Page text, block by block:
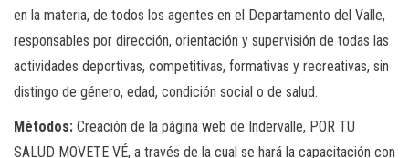
en la materia, de todos los agentes en el Departamento del Valle,
responsables por dirección, orientación y supervisión de todas las
actividades deportivas, competitivas, formativas y recreativas, sin
distingo de género, edad, condición social o de salud.
Métodos: Creación de la página web de Indervalle, POR TU
SALUD MOVETE VÉ, a través de la cual se hará la capacitación con